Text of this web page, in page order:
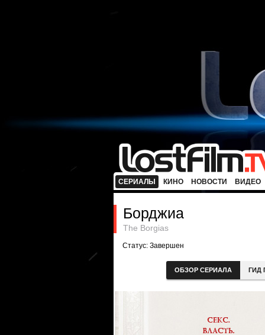
СЕРИАЛЫ КИНО НОВОСТИ ВИДЕО
Борджиа
The Borgias
Статус: Завершен
ОБЗОР СЕРИАЛА ГИД